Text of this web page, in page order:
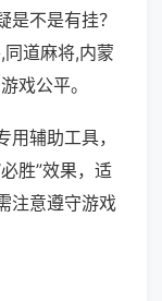
不是有挂？
道麻将,内蒙
戏公平。
辅助工具，
胜”效果，适
注意遵守游戏